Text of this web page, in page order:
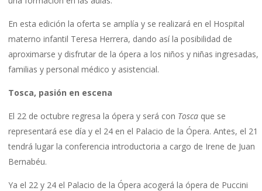
En esta edición la oferta se amplía y se realizará en el Hospital
materno infantil Teresa Herrera, dando así la posibilidad de
aproximarse y disfrutar de la ópera a los niños y niñas ingresadas,
familias y personal médico y asistencial.
Tosca, pasión en escena
El 22 de octubre regresa la ópera y será con Tosca que se
representará ese día y el 24 en el Palacio de la Ópera. Antes, el 21
tendrá lugar la conferencia introductoria a cargo de Irene de Juan
Bernabéu.
Ya el 22 y 24 el Palacio de la Ópera acogerá la ópera de Puccini